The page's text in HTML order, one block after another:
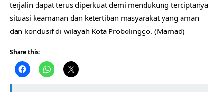
terjalin dapat terus diperkuat demi mendukung terciptanya
situasi keamanan dan ketertiban masyarakat yang aman
dan kondusif di wilayah Kota Probolinggo. (Mamad)
Share this: